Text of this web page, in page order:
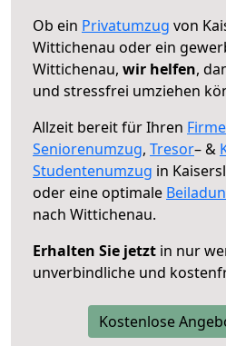
Ob ein Privatumzug von
Wittichenau oder ein
Wittichenau, wir helfen,
und stressfrei umziehen
Allzeit bereit für Ihren
Seniorenumzug, Tresor– &
Studentenumzug in
oder eine optimale
nach Wittichenau.
Erhalten Sie jetzt in nur
unverbindliche und
Kostenlose